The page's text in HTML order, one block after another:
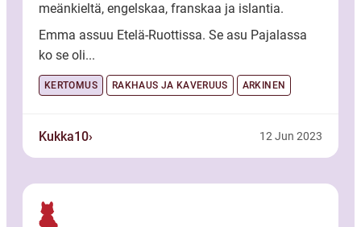
meänkieltä, engelskaa, franskaa ja islantia.
Emma assuu Etelä-Ruottissa. Se asu Pajalassa
ko se oli...
KERTOMUS RAKHAUS JA KAVERUUS ARKINEN
Kukka10 12 Jun 2023